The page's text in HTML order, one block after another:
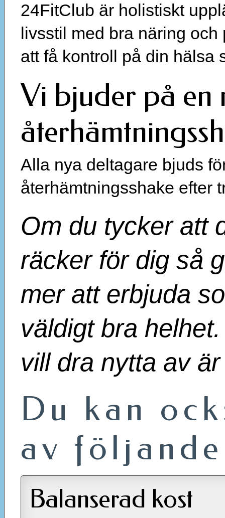
24FitClub är holistiskt
livsstil med bra näring
att få kontroll på din hälsa
Vi bjuder på en
Alla nya deltagare bjuds
återhämtningsshake efter
Om du tycker att
räcker för dig så
mer att erbjuda
väldigt bra
vill dra nytta av
Du kan
av
Balanserad kost